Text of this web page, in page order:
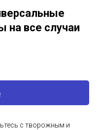
на все случаи
с творожным и